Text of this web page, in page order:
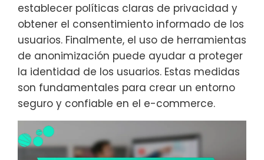
establecer políticas claras de privacidad y
obtener el consentimiento informado de los
usuarios. Finalmente, el uso de herramientas
de anonimización puede ayudar a proteger
la identidad de los usuarios. Estas medidas
son fundamentales para crear un entorno
seguro y confiable en el e-commerce.